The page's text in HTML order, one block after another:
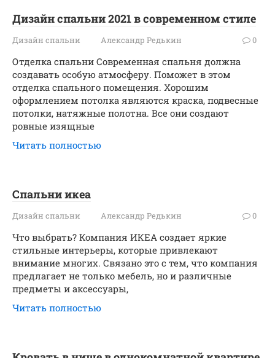
Дизайн спальни 2021 в современном стиле
Дизайн спальни Александр Редькин 0
Отделка спальни Современная спальня должна
создавать особую атмосферу. Поможет в этом
отделка спального помещения. Хорошим
оформлением потолка являются краска, подвесные
потолки, натяжные полотна. Все они создают
ровные изящные
Читать полностью
Спальни икеа
Дизайн спальни Александр Редькин 0
Что выбрать? Компания ИКЕА создает яркие
стильные интерьеры, которые привлекают
внимание многих. Связано это с тем, что компания
предлагает не только мебель, но и различные
предметы и аксессуары,
Читать полностью